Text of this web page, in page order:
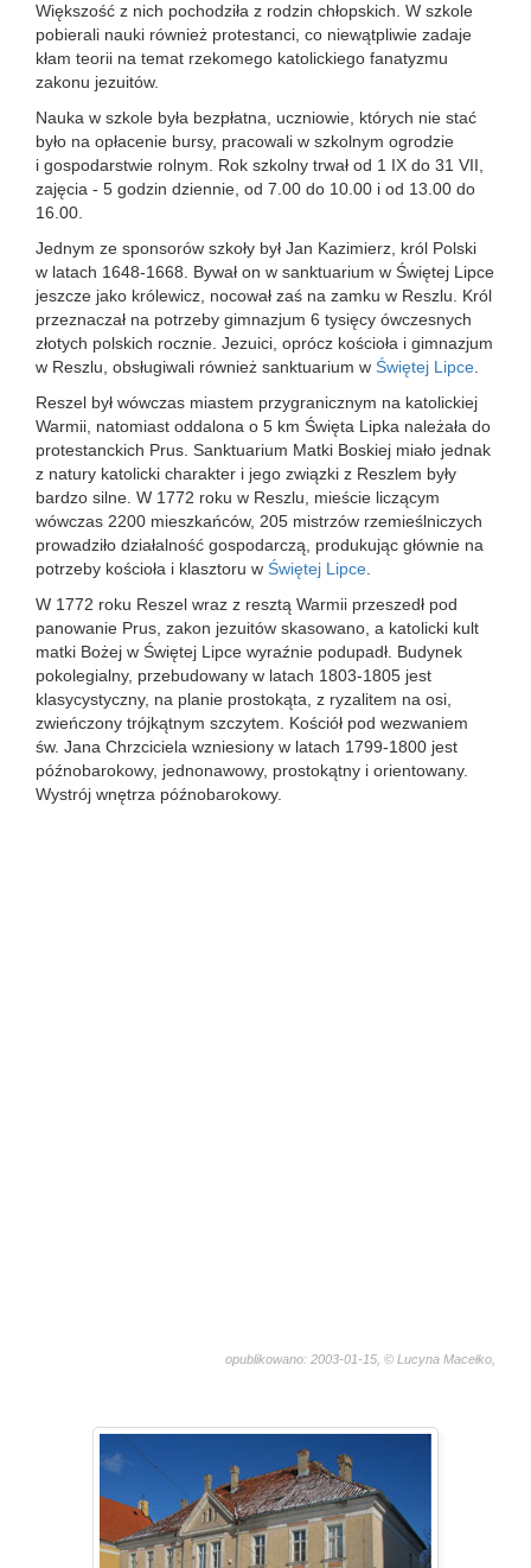
Większość z nich pochodziła z rodzin chłopskich. W szkole
pobierali nauki również protestanci, co niewątpliwie zadaje
kłam teorii na temat rzekomego katolickiego fanatyzmu
zakonu jezuitów.
Nauka w szkole była bezpłatna, uczniowie, których nie stać
było na opłacenie bursy, pracowali w szkolnym ogrodzie
i gospodarstwie rolnym. Rok szkolny trwał od 1 IX do 31 VII,
zajęcia - 5 godzin dziennie, od 7.00 do 10.00 i od 13.00 do
16.00.
Jednym ze sponsorów szkoły był Jan Kazimierz, król Polski
w latach 1648-1668. Bywał on w sanktuarium w Świętej Lipce
jeszcze jako królewicz, nocował zaś na zamku w Reszlu. Król
przeznaczał na potrzeby gimnazjum 6 tysięcy ówczesnych
złotych polskich rocznie. Jezuici, oprócz kościoła i gimnazjum
w Reszlu, obsługiwali również sanktuarium w Świętej Lipce
Reszel był wówczas miastem przygranicznym na katolickiej
Warmii, natomiast oddalona o 5 km Święta Lipka należała do
protestanckich Prus. Sanktuarium Matki Boskiej miało jednak
z natury katolicki charakter i jego związki z Reszlem były
bardzo silne. W 1772 roku w Reszlu, mieście liczącym
wówczas 2200 mieszkańców, 205 mistrzów rzemieślniczych
prowadziło działalność gospodarczą, produkując głównie na
potrzeby kościoła i klasztoru w Świętej Lipce
W 1772 roku Reszel wraz z resztą Warmii przeszedł pod
panowanie Prus, zakon jezuitów skasowano, a katolicki kult
matki Bożej w Świętej Lipce wyraźnie podupadł. Budynek
pokolegialny, przebudowany w latach 1803-1805 jest
klasycystyczny, na planie prostokąta, z ryzalitem na osi,
zwieńczony trójkątnym szczytem. Kościół pod wezwaniem
św. Jana Chrzciciela wzniesiony w latach 1799-1800 jest
późnobarokowy, jednonawowy, prostokątny i orientowany.
Wystrój wnętrza późnobarokowy.
opublikowano: 2003-01-15, © Lucyna Macełko,